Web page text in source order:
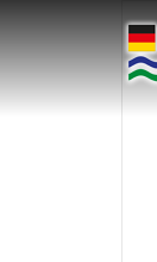
Skip
to
content